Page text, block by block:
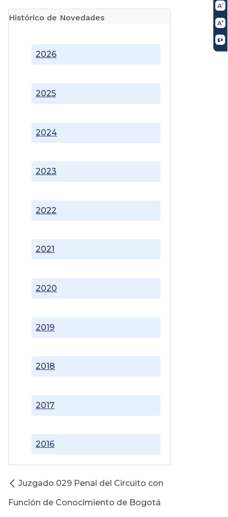
Histórico de Novedades
2016
2017
2018
2019
2020
2021
2022
2023
2024
2025
2026
Juzgado 029 Penal del Circuito con
Función de Conocimiento de Bogotá